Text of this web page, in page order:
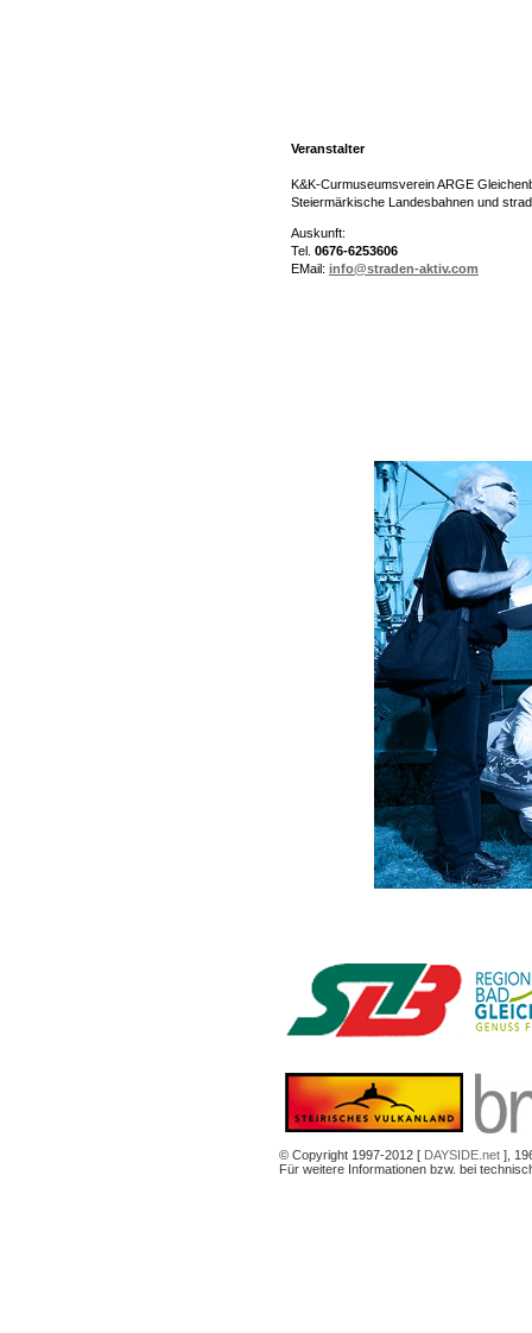
Veranstalter
K&K-Curmuseumsverein ARGE
Steiermärkische Landesbahnen und
Auskunft:
Tel. 0676-6253606
EMail: info@straden-aktiv.com
© Copyright 1997-2012 [ DAYSIDE.net ],
Für weitere Informationen bzw. bei